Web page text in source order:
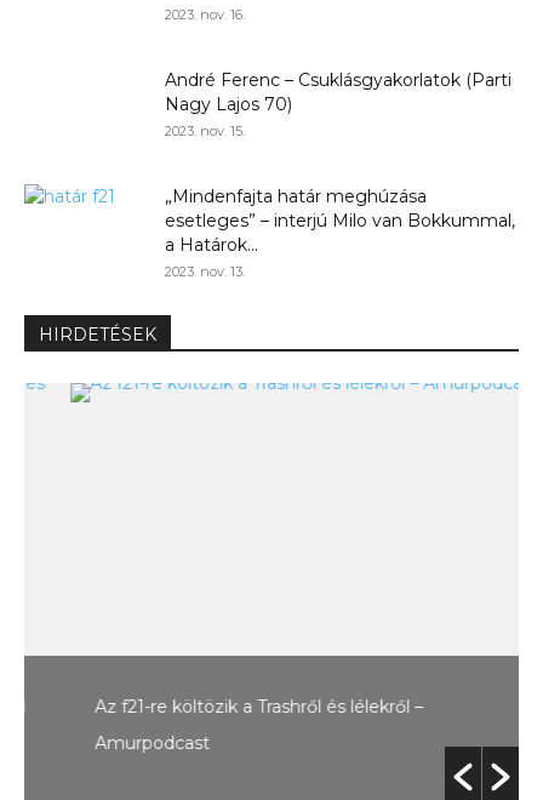
2023. nov. 16.
André Ferenc – Csuklásgyakorlatok (Parti
Nagy Lajos 70)
2023. nov. 15.
„Mindenfajta határ meghúzása
esetleges” – interjú Milo van Bokkummal,
a Határok...
2023. nov. 13.
HIRDETÉSEK
Az f21-re költözik a Trashről és lélekről –
Amurpodcast